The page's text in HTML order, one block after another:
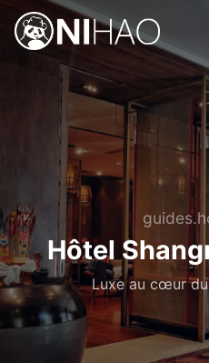
Hôtel
Luxe au cœur